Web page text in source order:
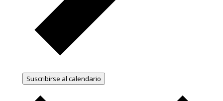
Suscribirse al calendario